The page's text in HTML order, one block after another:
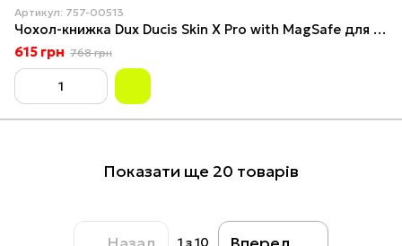
Артикул: 757-00513
Чохол-книжка Dux Ducis Skin X Pro with MagSafe для Samsung Galaxy S24 Ultra 5G (S928) Purple
615 грн 768 грн
Показати ще 20 товарів
1 з 10